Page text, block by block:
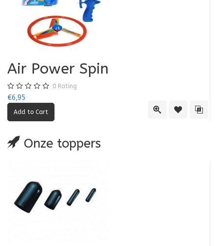
Quick ViewAdd to Add
Air Power Spin
0 Rating
€6,95
Onze toppers